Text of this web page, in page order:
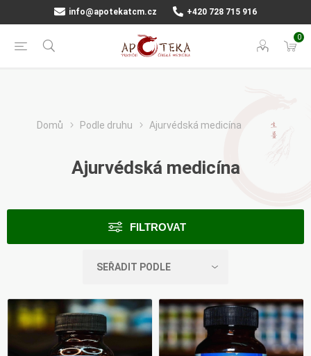
info@apotekatcm.cz +420 728 715 916
0
Domů Podle druhu Ajurvédská medicína
Ajurvédská medicína
FILTROVAT